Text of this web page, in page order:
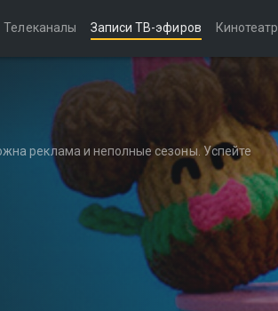
Телеканалы Записи ТВ-эфиров Кинотеатр
реклама и неполные сезоны. Успейте